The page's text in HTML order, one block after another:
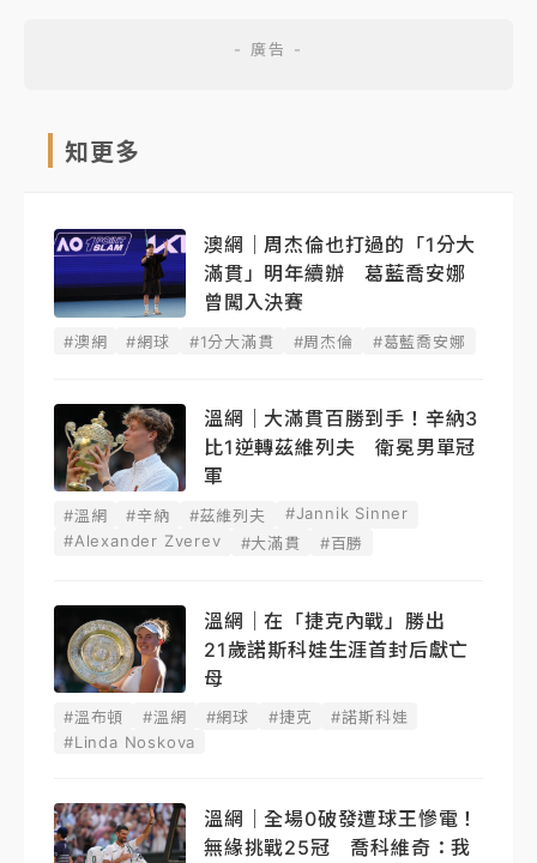
知更多
澳網｜周杰倫也打過的「1分大
滿貫」明年續辦 葛藍喬安娜
曾闖入決賽
#澳網 #網球 #1分大滿貫 #周杰倫 #葛藍喬安娜
溫網｜大滿貫百勝到手！辛納3
比1逆轉茲維列夫 衛冕男單冠
軍
#溫網 #辛納 #茲維列夫
#Jannik Sinner
#Alexander Zverev
#大滿貫 #百勝
溫網｜在「捷克內戰」勝出
21歲諾斯科娃生涯首封后獻亡
母
#溫布頓 #溫網 #網球 #捷克
#諾斯科娃
#Linda Noskova
溫網｜全場0破發遭球王慘電！
無緣挑戰25冠 喬科維奇：我